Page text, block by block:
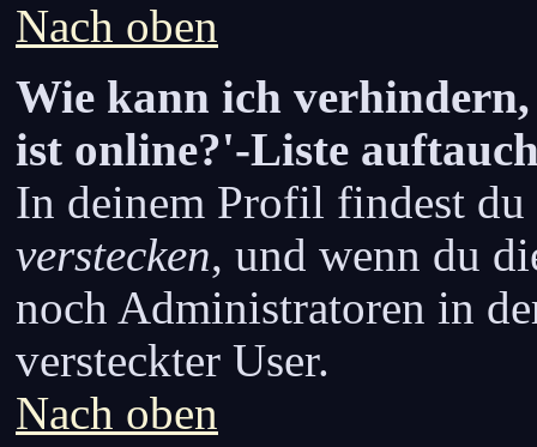
Nach oben
Wie kann ich
ist online?'-Liste
In deinem Profil findest
verstecken, und wenn du
noch Administratoren in
versteckter User.
Nach oben